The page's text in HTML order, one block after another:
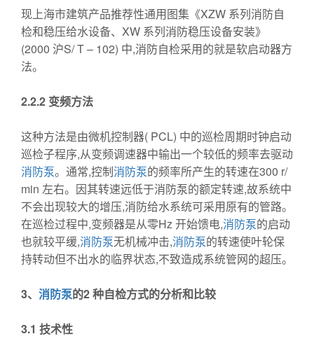
现上海市建筑产品推荐性通用图集《XZW 系列消防自
检和稳压给水设备、XW 系列消防稳压设备安装》
(2000 沪S/ T – 102) 中,消防自检采用的就是软启动器方
法。
2.2.2 变频方法
这种方法是由微机控制器( PCL) 中的巡检周期时钟启动
巡检子程序,从变频调速器中输出一个较低的频率去驱动
消防泵。通常,控制消防泵的频率所产生的转速在300 r/
min 左右。因其转速远低于消防泵的额定转速,故系统中
不会出现较大的增压,消防给水系统可采用原有的管路。
在巡检过程中,变频器是从零Hz 开始馈电,消防泵的启动
也就较平缓,消防泵无机械冲击,消防泵的转速使叶轮保
持转动但不出水的临界状态,不致造成系统管网的超压。
3、 消防泵的2 种自检方式的分析和比较
3.1 技术性